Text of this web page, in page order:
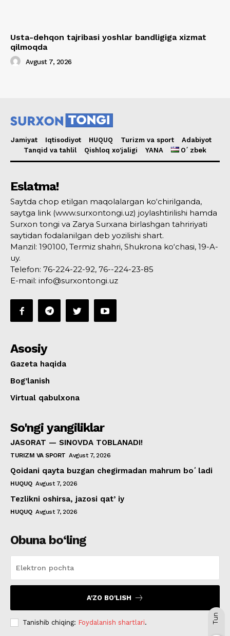
Usta-dehqon tajribasi yoshlar bandligiga xizmat
qilmoqda
Avgust 7, 2026
Jamiyat Iqtisodiyot HUQUQ Turizm va sport
Adabiyot
Tanqid va tahlil
Qishloq xo’jaligi YANA Oʻzbek
Eslatma!
Saytda chop etilgan maqolalargan ko‘chirilganda,
saytga link (www.surxontongi.uz) joylashtirilishi hamda
Surxon tongi va Zarya Surxana birlashgan tahririyati
saytidan fodalanilgan deb yozilishi shart.
Manzil: 190100, Termiz shahri, Shukrona ko‘chasi, 19-A-
uy.
Telefon: 76-224-22-92, 76--224-23-85
E-mail: info@surxontongi.uz
Asosiy
Gazeta haqida
Bog’lanish
Virtual qabulxona
So'ngi yangiliklar
JASORAT — SINOVDA TOBLANADI!
TURIZM VA SPORT Avgust 7, 2026
Qoidani qayta buzgan chegirmadan mahrum boʻladi
HUQUQ Avgust 7, 2026
Tezlikni oshirsa, jazosi qatʼiy
HUQUQ Avgust 7, 2026
Obuna bo‘ling
A'ZO BO'LISH
Tanishib chiqing: Foydalanish shartlari. Tun